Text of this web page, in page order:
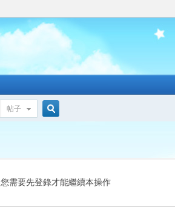
帖子
索
您需要先登錄才能繼續本操作